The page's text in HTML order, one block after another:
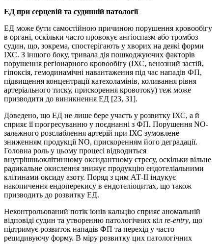
ЕД при серцевій та судинній патології
ЕД може бути самостійною причиною порушення кровообігу
в органі, оскільки часто провокує ангіоспазм або тромбоз
судин, що, зокрема, спостерігають у хворих на деякі форми
ІХС. З іншого боку, тривала дія пошкоджуючих факторів
порушення регіонарного кровообігу (ІХС, венозний застій,
гіпоксія, гемодинамічні навантаження під час нападів ФП,
підвищення концентрації катехоламінів, коливання рівня
артеріального тиску, прискорення кровотоку) теж може
призводити до виникнення ЕД [23, 31].
Доведено, що ЕД не лише бере участь у розвитку ІХС, а й
сприяє її прогресуванню у поєднанні з ФП. Порушення NO-
залежного розслаблення артерій при ІХС зумовлене
зниженням продукції NO, прискоренням його деградації.
Головна роль у цьому процесі відводиться
внутрішньоклітинному оксидантному стресу, оскільки вільне
радикальне окислення знижує продукцію ендотеліальними
клітинами оксиду азоту. Поряд з цим АТ-ІІ індукує
накопичення ендоперекису в ендотеліоцитах, що також
призводить до розвитку ЕД.
Неконтрольований потік іонів кальцію сприяє аномальній
відповіді судин та утворенню патологічних кіл re-entry, що
підтримує розвиток нападів ФП та перехід у часто
рецидивуючу форму. В міру розвитку цих патологічних